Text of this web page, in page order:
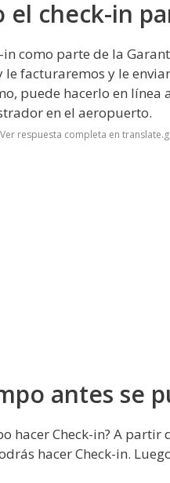
el check-in
in como parte de la
le facturaremos y le
puede hacerlo en
en el aeropuerto.
Ver respuesta completa en
antes se
hacer Check-in? A partir
hacer Check-in.